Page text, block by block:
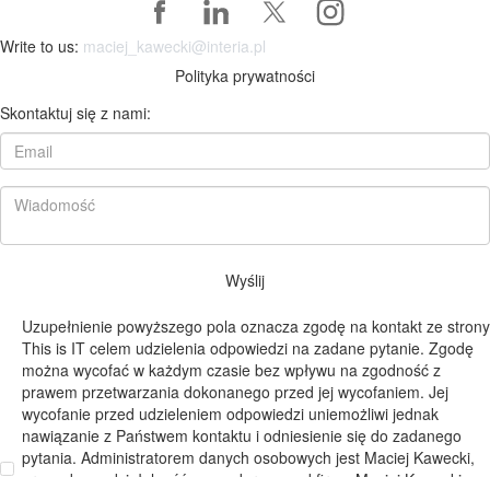
Write to us: maciej_kawecki@interia.pl
Polityka prywatności
Skontaktuj się z nami:
Wyślij
Uzupełnienie powyższego pola oznacza zgodę na kontakt ze strony
This is IT celem udzielenia odpowiedzi na zadane pytanie. Zgodę
można wycofać w każdym czasie bez wpływu na zgodność z
prawem przetwarzania dokonanego przed jej wycofaniem. Jej
wycofanie przed udzieleniem odpowiedzi uniemożliwi jednak
nawiązanie z Państwem kontaktu i odniesienie się do zadanego
pytania. Administratorem danych osobowych jest Maciej Kawecki,